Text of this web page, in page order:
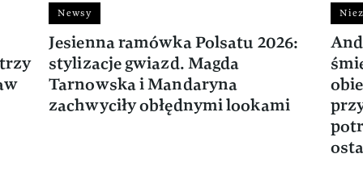
Newsy
Jesienna ramówka Polsatu 2026:
stylizacje gwiazd. Magda
Tarnowska i Mandaryna
zachwyciły obłędnymi lookami